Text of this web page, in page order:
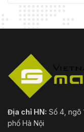
Địa chỉ HN: Số 4, ngõ
phố Hà Nội